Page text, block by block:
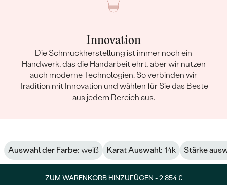
Innovation
Die Schmuckherstellung ist immer noch ein
Handwerk, das die Handarbeit ehrt, aber wir nutzen
auch moderne Technologien. So verbinden wir
Tradition mit Innovation und wählen für Sie das Beste
aus jedem Bereich aus.
Auswahl der Farbe: weiß Karat Auswahl: 14k Stärke
ZUM WARENKORB HINZUFÜGEN -2 854 €